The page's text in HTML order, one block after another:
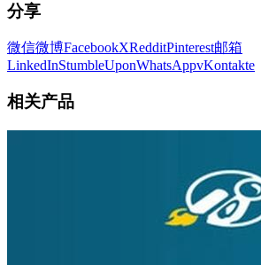
分享
微信微博FacebookXRedditPinterest邮箱
LinkedInStumbleUponWhatsAppvKontakte
相关产品